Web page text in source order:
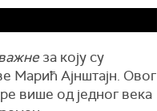
за коју су
Марић Ајнштајн. Овог
више од једног века